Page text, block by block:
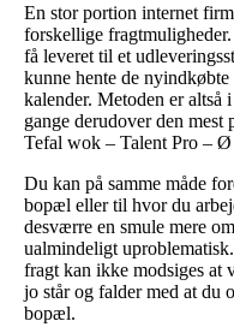
En stor portion internet
forskellige
få leveret til et
kunne hente de
kalender. Metoden er altså
gange derudover den
Tefal wok – Talent Pro – Ø
Du kan på samme måde
bopæl eller til hvor du
desværre en smule mere
ualmindeligt
fragt kan ikke modsiges at
jo står og falder med at du
bopæl.